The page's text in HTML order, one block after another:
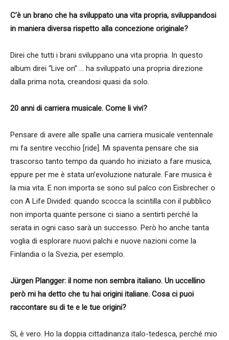
C’è un brano che ha sviluppato una vita propria, sviluppandosi
in maniera diversa rispetto alla concezione originale?
Direi che tutti i brani sviluppano una vita propria. In questo
album direi “Live on” … ha sviluppato una propria direzione
dalla prima nota, creandosi quasi da solo.
20 anni di carriera musicale. Come li vivi?
Pensare di avere alle spalle una carriera musicale ventennale
mi fa sentire vecchio [ride]. Mi spaventa pensare che sia
trascorso tanto tempo da quando ho iniziato a fare musica,
eppure per me è stata un’evoluzione naturale. Fare musica è
la mia vita. E non importa se sono sul palco con Eisbrecher o
con A Life Divided: quando scocca la scintilla con il pubblico
non importa quante persone ci siano a sentirti perché la
serata in ogni caso sarà un successo. Però ho anche tanta
voglia di esplorare nuovi palchi e nuove nazioni come la
Finlandia o la Svezia, per esemplo.
Jürgen Plangger: il nome non sembra italiano. Un uccellino
però mi ha detto che tu hai origini italiane. Cosa ci puoi
raccontare su di te e le tue origini?
Sì, è vero. Ho la doppia cittadinanza italo-tedesca, perché mio